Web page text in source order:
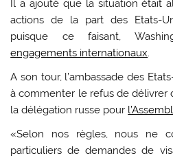
Il a ajouté que la situation était
actions de la part des Etats-
puisque ce faisant,
engagements internationaux
A son tour, l’ambassade des
à commenter le refus de délivrer
la délégation russe pour
«Selon nos règles, nous ne
particuliers de demandes de